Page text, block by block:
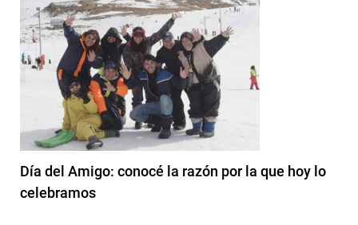
Día del Amigo: conocé la razón por la que hoy lo
celebramos